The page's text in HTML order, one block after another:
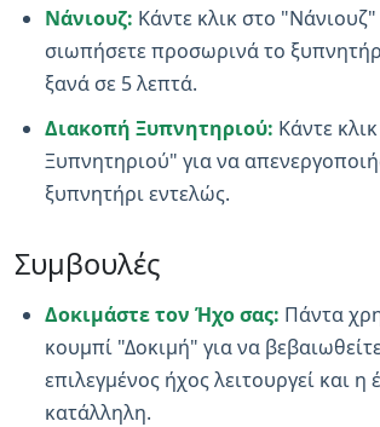
Νάνιουζ: Κάντε κλικ στο "Νάνιουζ"
σιωπήσετε προσωρινά το
ξανά σε 5 λεπτά.
Διακοπή Ξυπνητηριού: Κάντε
Ξυπνητηριού" για να
ξυπνητήρι εντελώς.
Συμβουλές
Δοκιμάστε τον Ήχο σας: Πάντα
κουμπί "Δοκιμή" για να
επιλεγμένος ήχος λειτουργεί και η
κατάλληλη.